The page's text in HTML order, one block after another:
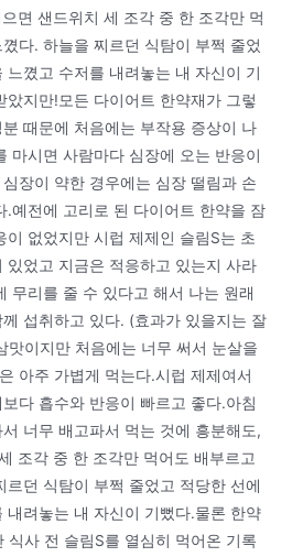
면 샌드위치 세 조각 중 한 조각만 먹
다. 하늘을 찌르던 식탐이 부쩍 줄었
느꼈고 수저를 내려놓는 내 자신이 기
았지만!모든 다이어트 한약재가 그렇
때문에 처음에는 부작용 증상이 나
마시면 사람마다 심장에 오는 반응이
장이 약한 경우에는 심장 떨림과 손
.예전에 고리로 된 다이어트 한약을 잠
없었지만 시럽 제제인 슬림S는 초
있었고 지금은 적응하고 있는지 사라
무리를 줄 수 있다고 해서 나는 원래
섭취하고 있다. (효과가 있을지는 잘
맛이지만 처음에는 너무 써서 눈살을
아주 가볍게 먹는다.시럽 제제여서
다 흡수와 반응이 빠르고 좋다.아침
너무 배고파서 먹는 것에 흥분해도,
조각 중 한 조각만 먹어도 배부르고
르던 식탐이 부쩍 줄었고 적당한 선에
내려놓는 내 자신이 기뻤다.물론 한약
식사 전 슬림S를 열심히 먹어온 기록